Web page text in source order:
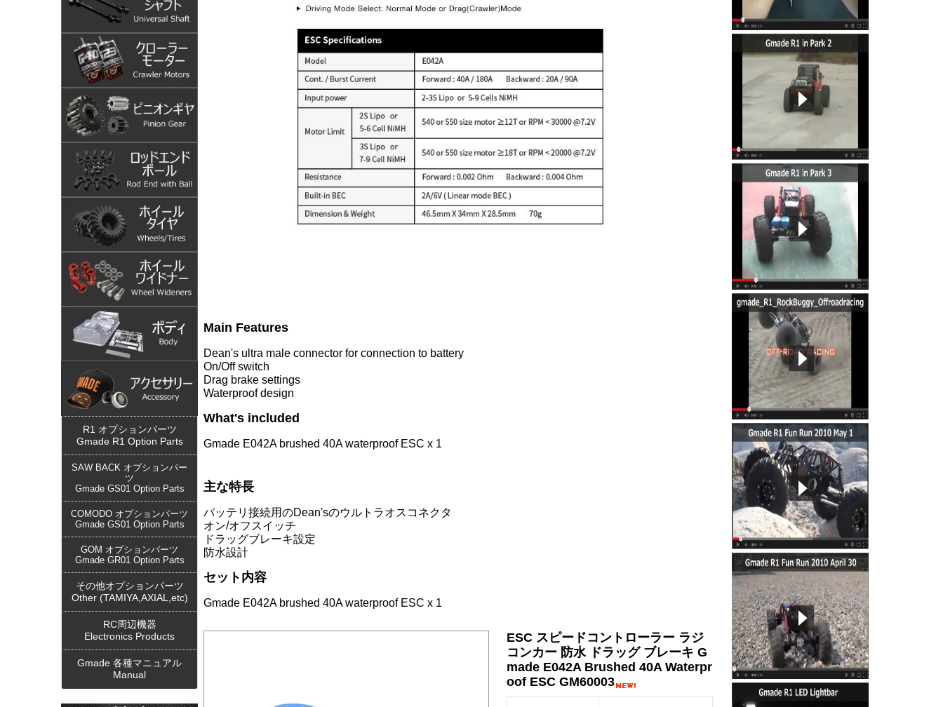
R1 オプションパーツ
Gmade R1 Option Parts
SAW BACK オプションパー
ツ
Gmade GS01 Option Parts
COMODO オプションパーツ
Gmade GS01 Option Parts
GOM オプションパーツ
Gmade GR01 Option Parts
その他オプションパーツ
Other (TAMIYA,AXIAL,etc)
RC周辺機器
Electronics Products
Gmade 各種マニュアル
Manual
Main Features
Dean's ultra male connector for connection to battery
On/Off switch
Drag brake settings
Waterproof design
What's included
Gmade E042A brushed 40A waterproof ESC x 1
主な特長
バッテリ接続用のDean'sのウルトラオスコネクタ
オン/オフスイッチ
ドラッグブレーキ設定
防水設計
セット内容
Gmade E042A brushed 40A waterproof ESC x 1
ESC スピードコントローラー ラジ
コンカー 防水 ドラッグ ブレーキ G
made E042A Brushed 40A Waterpr
oof ESC GM60003